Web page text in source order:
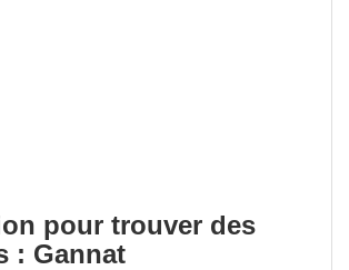
pour trouver des
: Gannat